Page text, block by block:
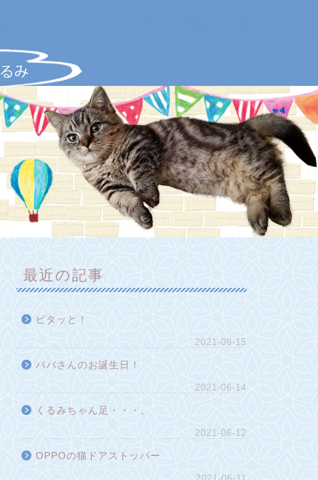
最近の記事
ピタッと！
2021-06-15
パパさんのお誕生日！
2021-06-14
くるみちゃん足・・・。
2021-06-12
OPPOの猫ドアストッパー